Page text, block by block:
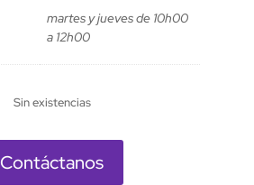
martes y jueves de 10h00
a 12h00
Sin existencias
Contáctanos